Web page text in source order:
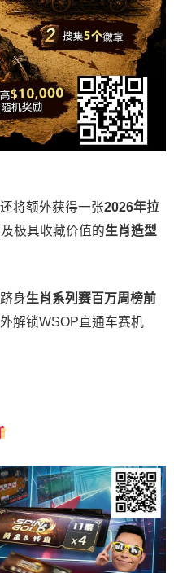
将额外获得一张2026年拉
及极具收藏价值的生肖造型
身生肖系列赛百万周榜前
解锁WSOP直通车赛机